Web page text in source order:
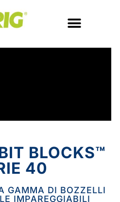
BLOCKS™
40
GAMMA DI BOZZELLI
IMPAREGGIABILI